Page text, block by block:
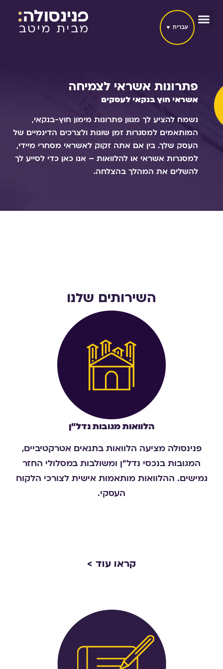
עברית
פתרונות אשראי לצמיחה
אשראי חוץ בנקאי לעסקים
נשמח להציע לך מגוון פתרונות מימון חוץ-בנקאי,
המותאמים למסגרות זמן שונות ולצרכים הדינמיים של
העסק שלך. בין אם אתה זקוק לאשראי מסחרי מיידי,
למסגרות אשראי או להלוואות – אנו כאן כדי לסייע לך
להשלים את המהלך בהצלחה.
השירותים שלנו
הלוואות מגובות נדל״ן
פנינסולה מציעה הלוואות בתנאים אטרקטיביים,
המגובות בנכסי נדל"ן ומשולבות במסלולי החזר
גמישים. ההלוואות מותאמות אישית לצורכי הלקוח
העסקי.
קראו עוד >